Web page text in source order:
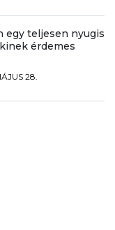
egy teljesen nyugis
érdemes
28.